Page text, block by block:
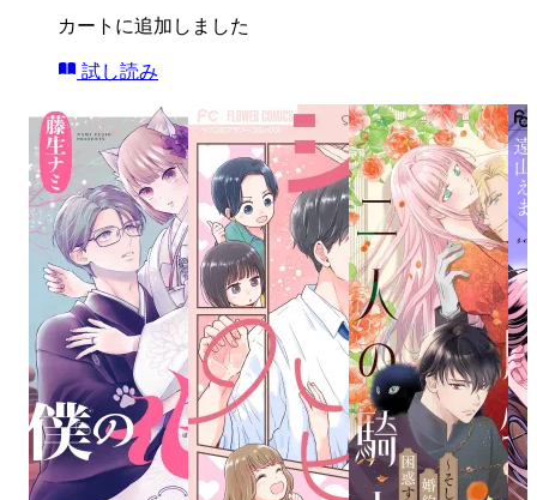
カートに追加しました
試し読み